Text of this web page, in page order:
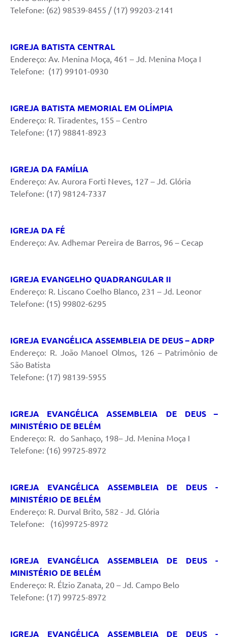
Telefone: (62) 98539-8455 / (17) 99203-2141
IGREJA BATISTA CENTRAL
Endereço: Av. Menina Moça, 461 – Jd. Menina Moça I
Telefone: (17) 99101-0930
IGREJA BATISTA MEMORIAL EM OLÍMPIA
Endereço: R. Tiradentes, 155 – Centro
Telefone: (17) 98841-8923
IGREJA DA FAMÍLIA
Endereço: Av. Aurora Forti Neves, 127 – Jd. Glória
Telefone: (17) 98124-7337
IGREJA DA FÉ
Endereço: Av. Adhemar Pereira de Barros, 96 – Cecap
IGREJA EVANGELHO QUADRANGULAR II
Endereço: R. Liscano Coelho Blanco, 231 – Jd. Leonor
Telefone: (15) 99802-6295
IGREJA EVANGÉLICA ASSEMBLEIA DE DEUS – ADRP
Endereço: R. João Manoel Olmos, 126 – Patrimônio de
São Batista
Telefone: (17) 98139-5955
IGREJA EVANGÉLICA ASSEMBLEIA DE DEUS –
MINISTÉRIO DE BELÉM
Endereço: R. do Sanhaço, 198– Jd. Menina Moça I
Telefone: (16) 99725-8972
IGREJA EVANGÉLICA ASSEMBLEIA DE DEUS -
MINISTÉRIO DE BELÉM
Endereço: R. Durval Brito, 582 - Jd. Glória
Telefone: (16)99725-8972
IGREJA EVANGÉLICA ASSEMBLEIA DE DEUS -
MINISTÉRIO DE BELÉM
Endereço: R. Élzio Zanata, 20 – Jd. Campo Belo
Telefone: (17) 99725-8972
IGREJA EVANGÉLICA ASSEMBLEIA DE DEUS -